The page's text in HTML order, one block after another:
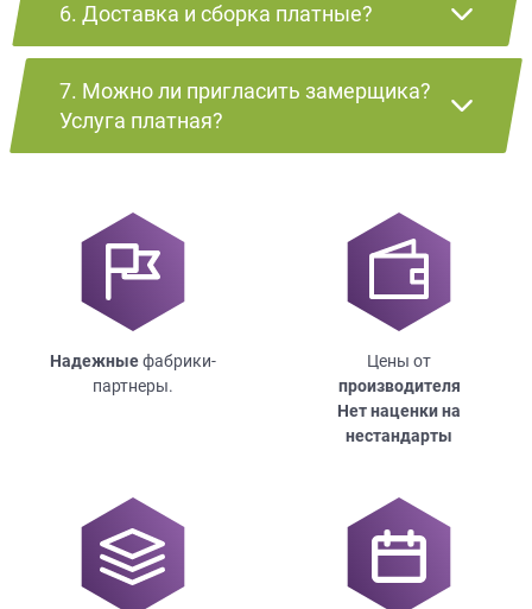
6. Доставка и сборка платные?
7. Можно ли пригласить замерщика?
Услуга платная?
Надежныефабрики-
партнеры.
Цены от
производителя
Нет наценки на
нестандарты